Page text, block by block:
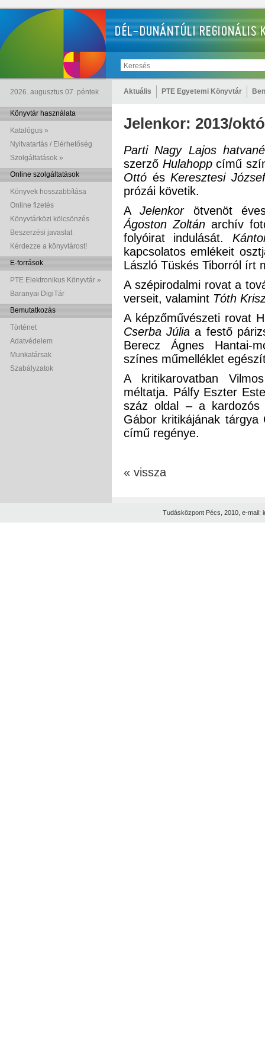
2026. augusztus 07. péntek Aktuális PTE Egyetemi Könyvtár
Könyvtár használata
Katalógus »
Nyitvatartás / Elérhetőség
Szolgáltatások »
Online szolgáltatások
Könyvek hosszabbítása
Online fizetés
Könyvtárközi kölcsönzés
Beszerzési javaslat
Kérdezze a könyvtárost!
E-források
PTE Elektronikus Könyvtár »
Baranyai DigiTár
Bemutatkozás
Történet
Adatvédelem
Munkatársak
Szabályzatok
Jelenkor: 2013/
Parti Nagy Lajos
szerző Hulahoppcímű
Ottó ésKeresztesi
prózái követik.
AJelenkorötvenöt éves
Ágoston Zoltánarchív
folyóirat indulását.
kapcsolatos emlékeit
László Tüskés Tiborról írt
A szépirodalmi rovat a
verseit, valamint Tóth
A képzőművészeti rovat
Cserba Júlia a festő
Berecz Ágnes Hantai-
színes műmelléklet
A kritikarovatban
méltatja. Pálfy Eszter
száz oldal – a
Gábor kritikájának
című regénye.
« vissza
Tudásközpont Pécs, 2010, e-mail: